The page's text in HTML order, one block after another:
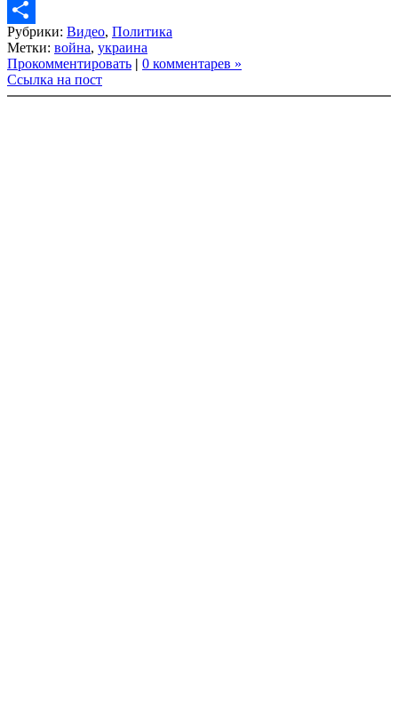
Copy
Link
Share
Рубрики: Видео, Политика
Метки: война, украина
Прокомментировать | 0 комментарев »
Ссылка на пост